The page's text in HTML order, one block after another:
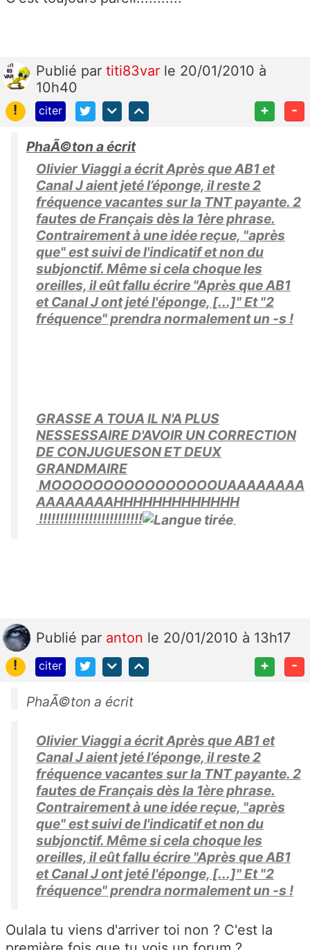
Publié par titi83var le 20/01/2010 à
10h40
!
citer + -
PhaÃ©ton a écrit
Olivier Viaggi a écrit Après que AB1 et
Canal J aient jeté l’éponge, il reste 2
fréquence vacantes sur la TNT payante. 2
fautes de Français dès la 1ère phrase.
Contrairement à une idée reçue, "après
que" est suivi de l'indicatif et non du
subjonctif. Même si cela choque les
oreilles, il eût fallu écrire "Après que AB1
et Canal J ont jeté l'éponge, [...]" Et "2
fréquence" prendra normalement un -s !
GRASSE A TOUA IL N'A PLUS
NESSESSAIRE D'AVOIR UN CORRECTION
DE CONJUGUESON ET DEUX
GRANDMAIRE
MOOOOOOOOOOOOOOOOUAAAAAAAA
AAAAAAAAHHHHHHHHHHHHH
!!!!!!!!!!!!!!!!!!!!!!!!!
Publié par anton le 20/01/2010 à 13h17
!
citer + -
PhaÃ©ton a écrit
Olivier Viaggi a écrit Après que AB1 et
Canal J aient jeté l’éponge, il reste 2
fréquence vacantes sur la TNT payante. 2
fautes de Français dès la 1ère phrase.
Contrairement à une idée reçue, "après
que" est suivi de l'indicatif et non du
subjonctif. Même si cela choque les
oreilles, il eût fallu écrire "Après que AB1
et Canal J ont jeté l'éponge, [...]" Et "2
fréquence" prendra normalement un -s !
Oulala tu viens d'arriver toi non ? C'est la